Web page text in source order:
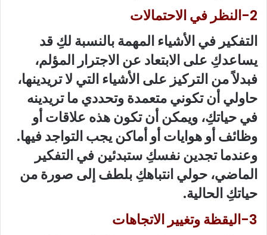
2-النظر في الاحتمالات
التفكير في الأشياء المهمة بالنسبة لكِ قد
يساعدكِ على الابتعاد عن الاجترار المؤلم،
فبدلاً من التركيز على الأشياء التي لا تريدينها،
حاولي أن تكوني متعمدة وتحددي ما تريدينه
في حياتكِ، ويمكن أن تكون هذه علاقات أو
وظائف أو هوايات أو أماكن يجب التواجد فيها.
وعندما تجدين نفسكِ ستبدئين في التفكير
الماضي، حولي انتباهكِ بلطف إلى صورة من
حياتكِ الحالية.
3-اليقظة وتغيير الاتجاهات